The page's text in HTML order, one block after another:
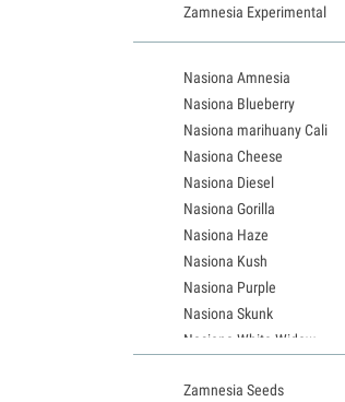
Zamnesia Experimental
Nasiona Amnesia
Nasiona Blueberry
Nasiona marihuany Cali
Nasiona Cheese
Nasiona Diesel
Nasiona Gorilla
Nasiona Haze
Nasiona Kush
Nasiona Purple
Nasiona Skunk
Nasiona White Widow
Nasiona Granddaddy Purple
Zamnesia Seeds